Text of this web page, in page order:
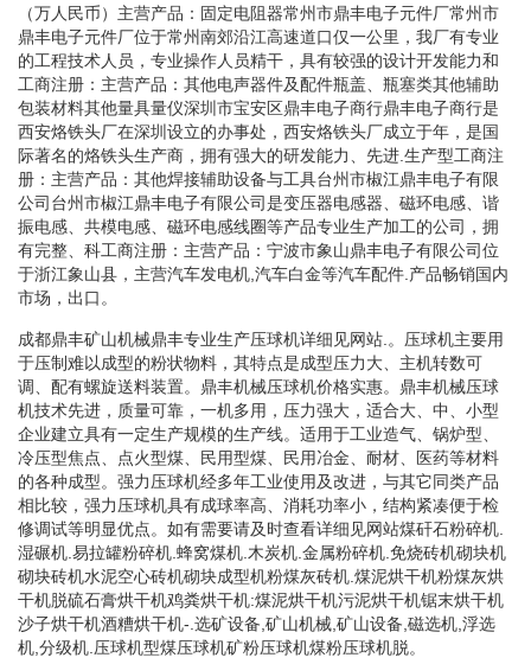
（万人民币）主营产品：固定电阻器常州市鼎丰电子元件厂常州市
鼎丰电子元件厂位于常州南郊沿江高速道口仅一公里，我厂有专业
的工程技术人员，专业操作人员精干，具有较强的设计开发能力和
工商注册：主营产品：其他电声器件及配件瓶盖、瓶塞类其他辅助
包装材料其他量具量仪深圳市宝安区鼎丰电子商行鼎丰电子商行是
西安烙铁头厂在深圳设立的办事处，西安烙铁头厂成立于年，是国
际著名的烙铁头生产商，拥有强大的研发能力、先进.生产型工商注
册：主营产品：其他焊接辅助设备与工具台州市椒江鼎丰电子有限
公司台州市椒江鼎丰电子有限公司是变压器电感器、磁环电感、谐
振电感、共模电感、磁环电感线圈等产品专业生产加工的公司，拥
有完整、科工商注册：主营产品：宁波市象山鼎丰电子有限公司位
于浙江象山县，主营汽车发电机,汽车白金等汽车配件.产品畅销国内
市场，出口。
成都鼎丰矿山机械鼎丰专业生产压球机详细见网站.。压球机主要用
于压制难以成型的粉状物料，其特点是成型压力大、主机转数可
调、配有螺旋送料装置。鼎丰机械压球机价格实惠。鼎丰机械压球
机技术先进，质量可靠，一机多用，压力强大，适合大、中、小型
企业建立具有一定生产规模的生产线。适用于工业造气、锅炉型、
冷压型焦点、点火型煤、民用型煤、民用冶金、耐材、医药等材料
的各种成型。强力压球机经多年工业使用及改进，与其它同类产品
相比较，强力压球机具有成球率高、消耗功率小，结构紧凑便于检
修调试等明显优点。如有需要请及时查看详细见网站煤矸石粉碎机.
湿碾机.易拉罐粉碎机.蜂窝煤机.木炭机.金属粉碎机.免烧砖机砌块机
砌块砖机水泥空心砖机砌块成型机粉煤灰砖机.煤泥烘干机粉煤灰烘
干机脱硫石膏烘干机鸡粪烘干机:煤泥烘干机污泥烘干机锯末烘干机
沙子烘干机酒糟烘干机-.选矿设备,矿山机械,矿山设备,磁选机,浮选
机,分级机.压球机型煤压球机矿粉压球机煤粉压球机脱。